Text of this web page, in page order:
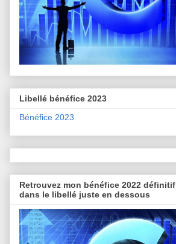
Libellé bénéfice 2023
Bénéfice 2023
Retrouvez mon bénéfice 2022 définitif
dans le libellé juste en dessous